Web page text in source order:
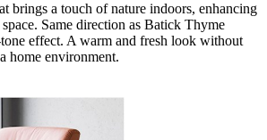
brings a touch of nature indoors, enhancing
Same direction as Batick Thyme
effect. A warm and fresh look without
home environment.